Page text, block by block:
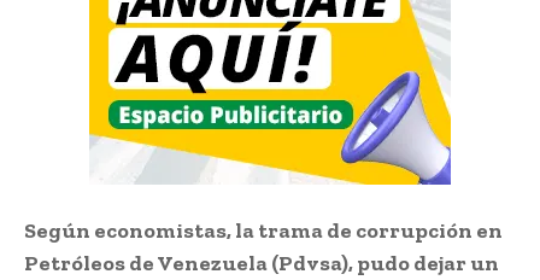
Según economistas, la trama de corrupción en
Petróleos de Venezuela (Pdvsa), pudo dejar un